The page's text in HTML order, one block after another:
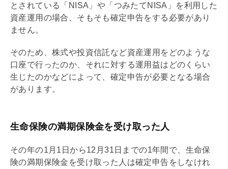
とされている「 NISA 」や「つみたて NISA 」を利用した
資産運用の場合、そもそも確定申告をする必要があり
ません。
そのため、株式や投資信託など資産運用をどのような
口座で行ったのか、それに対する運用益はどのくらい
生じたのかなどによって、確定申告が必要となる場合
があります。
生命保険の満期保険金を受け取った人
その年の1月1日から12月31日までの1年間で、生命保
険の満期保険金を受け取った人は確定申告をしなけれ